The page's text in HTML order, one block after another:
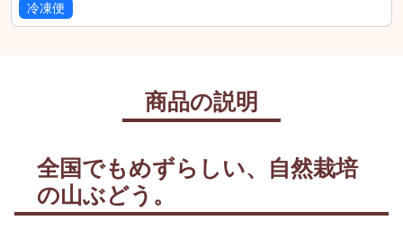
冷凍便
商品の説明
全国でもめずらしい、自然栽培
の山ぶどう。